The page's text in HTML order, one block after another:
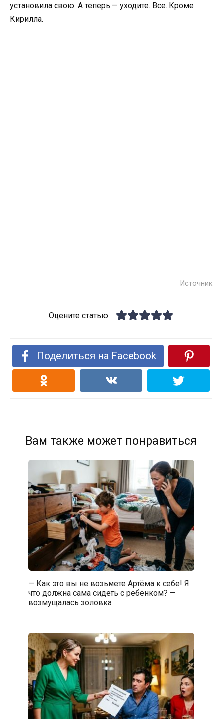
установила свою. А теперь — уходите. Все. Кроме
Кирилла.
Источник
Оцените статью
Поделиться на Facebook
Вам также может понравиться
— Как это вы не возьмете Артёма к себе! Я
что должна сама сидеть с ребёнком? —
возмущалась золовка